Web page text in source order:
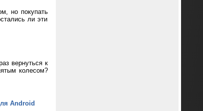
но покупать
ли эти
вернуться к
колесом?
Android